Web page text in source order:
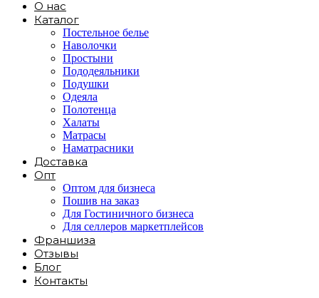
О нас
Каталог
Постельное белье
Наволочки
Простыни
Пододеяльники
Подушки
Одеяла
Полотенца
Халаты
Матрасы
Наматрасники
Доставка
Опт
Оптом для бизнеса
Пошив на заказ
Для Гостиничного бизнеса
Для селлеров маркетплейсов
Франшиза
Отзывы
Блог
Контакты